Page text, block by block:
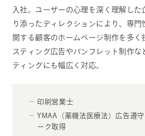
入社。ユーザーの心理を深く理解した
り添ったディレクションにより、専門
開する顧客のホームページ制作を多く
スティング広告やパンフレット制作な
ティングにも幅広く対応。
印刷営業士
YMAA（薬機法医療法）広告遵
ーク取得